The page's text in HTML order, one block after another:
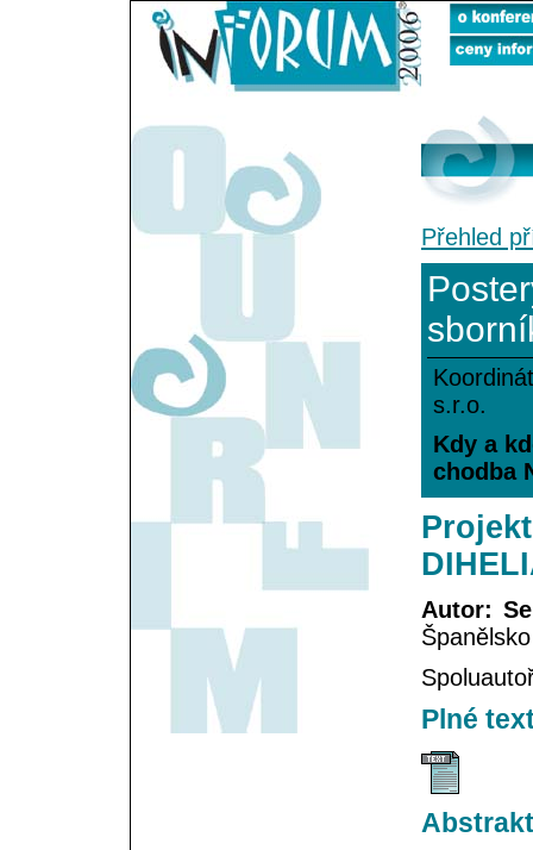
Přehled
s.r.o.
Kdy a
chodba
Autor:
Španělsko
Plné
Abstrakt